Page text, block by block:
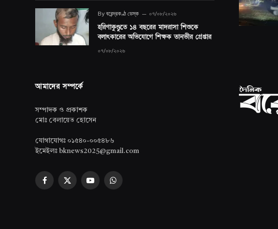
By বরেন্দ্রকণ্ঠ ডেস্ক ০৭/০৮/২০২৬
হরিণাকুণ্ডুতে ১৪ বছরের মাদরাসা শিশুকে
বলাৎকারের অভিযোগে শিক্ষক তানভীর গ্রেপ্তার
০৭/০৮/২০২৬
আমাদের সম্পর্কে
সম্পাদক ও প্রকাশক
মোঃ বেলায়েত হোসেন
যোগাযোগঃ ০১৫৪০-০০৫৪৮৬
ইমেইলঃ bknews2025@gmail.com
Facebook
X
YouTubeWhatsApp